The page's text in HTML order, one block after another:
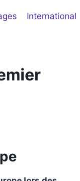
International